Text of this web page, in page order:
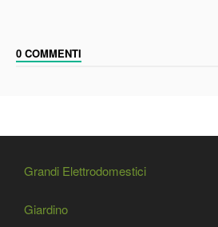
0 COMMENTI
Grandi Elettrodomestici
Giardino